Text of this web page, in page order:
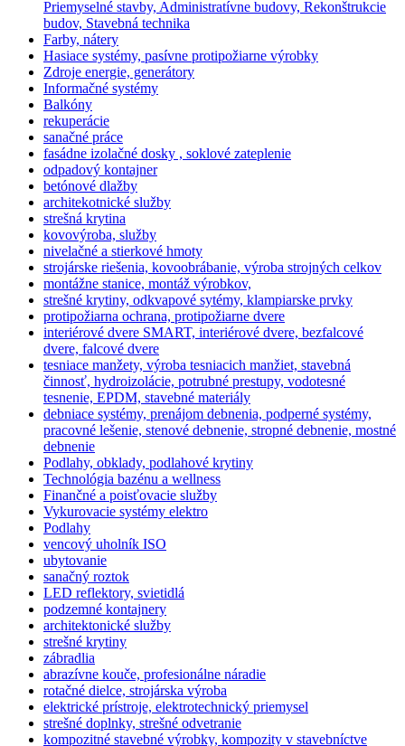
Priemyselné stavby, Administratívne budovy, Rekonštrukcie
budov, Stavebná technika
Farby, nátery
Hasiace systémy, pasívne protipožiarne výrobky
Zdroje energie, generátory
Informačné systémy
Balkóny
rekuperácie
sanačné práce
fasádne izolačné dosky , soklové zateplenie
odpadový kontajner
betónové dlažby
architekotnické služby
strešná krytina
kovovýroba, služby
nivelačné a stierkové hmoty
strojárske riešenia, kovoobrábanie, výroba strojných celkov
montážne stanice, montáž výrobkov,
strešné krytiny, odkvapové sytémy, klampiarske prvky
protipožiarna ochrana, protipožiarne dvere
interiérové dvere SMART, interiérové dvere, bezfalcové
dvere, falcové dvere
tesniace manžety, výroba tesniacich manžiet, stavebná
činnosť, hydroizolácie, potrubné prestupy, vodotesné
tesnenie, EPDM, stavebné materiály
debniace systémy, prenájom debnenia, podperné systémy,
pracovné lešenie, stenové debnenie, stropné debnenie, mostné
debnenie
Podlahy, obklady, podlahové krytiny
Technológia bazénu a wellness
Finančné a poisťovacie služby
Vykurovacie systémy elektro
Podlahy
vencový uholník ISO
ubytovanie
sanačný roztok
LED reflektory, svietidlá
podzemné kontajnery
architektonické služby
strešné krytiny
zábradlia
abrazívne kouče, profesionálne náradie
rotačné dielce, strojárska výroba
elektrické prístroje, elektrotechnický priemysel
strešné doplnky, strešné odvetranie
kompozitné stavebné výrobky, kompozity v stavebníctve